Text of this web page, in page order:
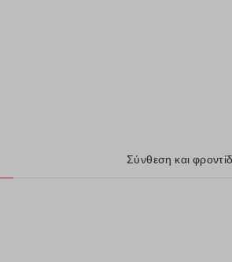
Σύνθεση και